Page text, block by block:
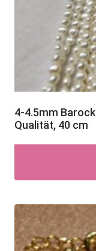
4-4.5mm
Qualität, 40 cm